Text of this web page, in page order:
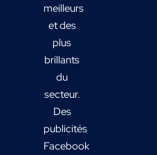
meilleurs
et des
plus
brillants
du
secteur.
Des
publicités
Facebook